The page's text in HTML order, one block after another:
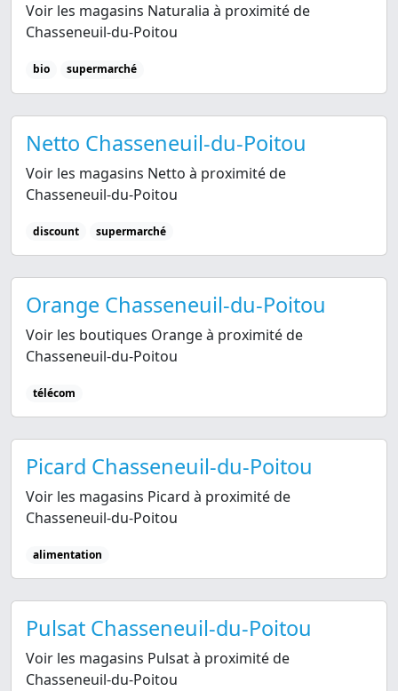
Voir les magasins Naturalia à proximité de
Chasseneuil-du-Poitou
bio supermarché
Netto Chasseneuil-du-Poitou
Voir les magasins Netto à proximité de
Chasseneuil-du-Poitou
discount supermarché
Orange Chasseneuil-du-Poitou
Voir les boutiques Orange à proximité de
Chasseneuil-du-Poitou
télécom
Picard Chasseneuil-du-Poitou
Voir les magasins Picard à proximité de
Chasseneuil-du-Poitou
alimentation
Pulsat Chasseneuil-du-Poitou
Voir les magasins Pulsat à proximité de
Chasseneuil-du-Poitou